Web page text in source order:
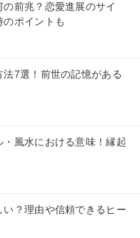
前兆？恋愛進展のサイ
のポイントも
7選！前世の記憶がある
風水における意味！縁起
？理由や信頼できるヒー